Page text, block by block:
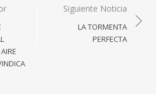
Siguiente Noticia
LA TORMENTA
PERFECTA